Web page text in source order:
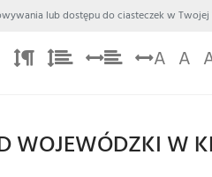
lub dostępu do ciasteczek w
A A
WOJEWÓDZKI W